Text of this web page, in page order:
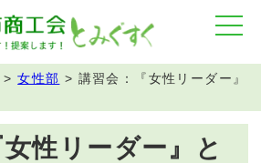
>女性部 > 講習会：『女性リーダー』
性リーダー』と